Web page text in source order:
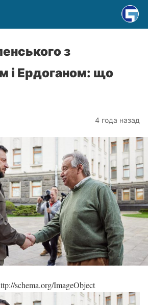
з
і Ердоганом: що
4 года назад
schema.org/ImageObject